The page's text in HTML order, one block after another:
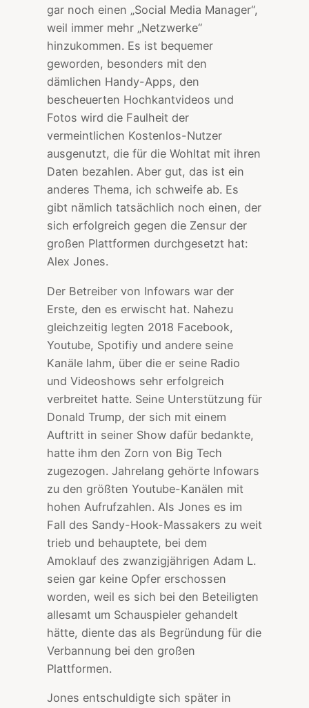
gar noch einen „Social Media Manager“,
weil immer mehr „Netzwerke“
hinzukommen. Es ist bequemer
geworden, besonders mit den
dämlichen Handy-Apps, den
bescheuerten Hochkantvideos und
Fotos wird die Faulheit der
vermeintlichen Kostenlos-Nutzer
ausgenutzt, die für die Wohltat mit ihren
Daten bezahlen. Aber gut, das ist ein
anderes Thema, ich schweife ab. Es
gibt nämlich tatsächlich noch einen, der
sich erfolgreich gegen die Zensur der
großen Plattformen durchgesetzt hat:
Alex Jones.
Der Betreiber von Infowars war der
Erste, den es erwischt hat. Nahezu
gleichzeitig legten 2018 Facebook,
Youtube, Spotifiy und andere seine
Kanäle lahm, über die er seine Radio
und Videoshows sehr erfolgreich
verbreitet hatte. Seine Unterstützung für
Donald Trump, der sich mit einem
Auftritt in seiner Show dafür bedankte,
hatte ihm den Zorn von Big Tech
zugezogen. Jahrelang gehörte Infowars
zu den größten Youtube-Kanälen mit
hohen Aufrufzahlen. Als Jones es im
Fall des Sandy-Hook-Massakers zu weit
trieb und behauptete, bei dem
Amoklauf des zwanzigjährigen Adam L.
seien gar keine Opfer erschossen
worden, weil es sich bei den Beteiligten
allesamt um Schauspieler gehandelt
hätte, diente das als Begründung für die
Verbannung bei den großen
Plattformen.
Jones entschuldigte sich später in